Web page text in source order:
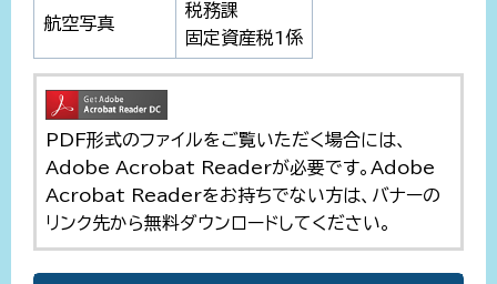
航空写真
税務課
固定資産税1係
PDF形式のファイルをご覧いただく場合には、
Adobe Acrobat Readerが必要です。Adobe
Acrobat Readerをお持ちでない方は、バナーの
リンク先から無料ダウンロードしてください。